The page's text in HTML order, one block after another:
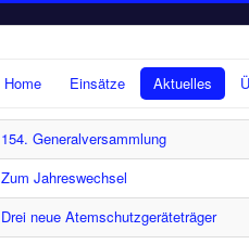
Home Einsätze Aktuelles
154. Generalversammlung
Zum Jahreswechsel
Drei neue Atemschutzgeräteträger